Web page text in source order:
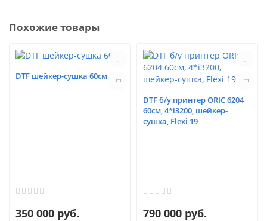
Похожие товары
DTF шейкер-сушка 60см
350 000 руб.
DTF б/у принтер ORIC 6204
60см, 4*i3200, шейкер-
сушка, Flexi 19
790 000 руб.